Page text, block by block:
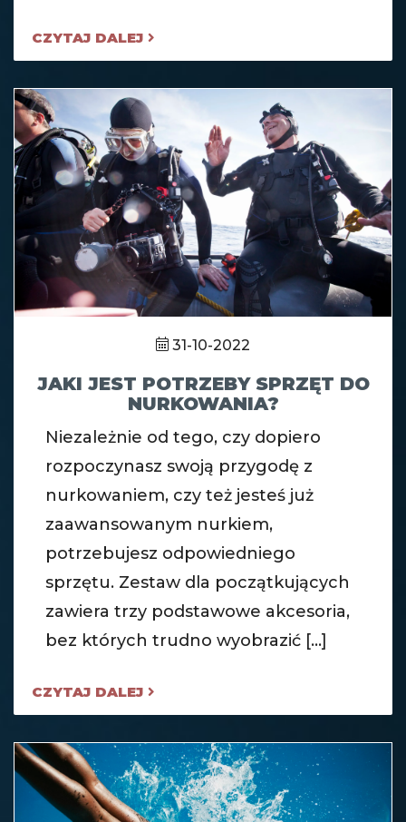
CZYTAJ DALEJ
31-10-2022
JAKI JEST POTRZEBY SPRZĘT DO
NURKOWANIA?
Niezależnie od tego, czy dopiero
rozpoczynasz swoją przygodę z
nurkowaniem, czy też jesteś już
zaawansowanym nurkiem,
potrzebujesz odpowiedniego
sprzętu. Zestaw dla początkujących
zawiera trzy podstawowe akcesoria,
bez których trudno wyobrazić [...]
CZYTAJ DALEJ